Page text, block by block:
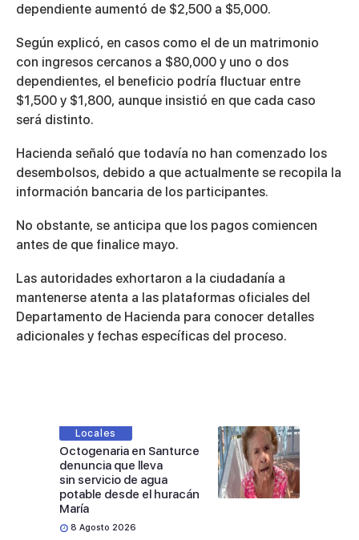
dependiente aumentó de $2,500 a $5,000.
Según explicó, en casos como el de un matrimonio
con ingresos cercanos a $80,000 y uno o dos
dependientes, el beneficio podría fluctuar entre
$1,500 y $1,800, aunque insistió en que cada caso
será distinto.
Hacienda señaló que todavía no han comenzado los
desembolsos, debido a que actualmente se recopila la
información bancaria de los participantes.
No obstante, se anticipa que los pagos comiencen
antes de que finalice mayo.
Las autoridades exhortaron a la ciudadanía a
mantenerse atenta a las plataformas oficiales del
Departamento de Hacienda para conocer detalles
adicionales y fechas específicas del proceso.
Locales
Octogenaria en Santurce
denuncia que lleva
sin servicio de agua
potable desde el huracán
María
8 Agosto 2026